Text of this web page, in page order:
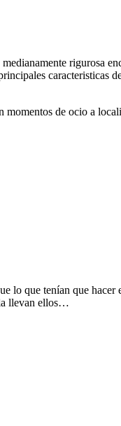
rigurosa
caracteristicas
de ocio a
que tenían que
la llevan ellos…